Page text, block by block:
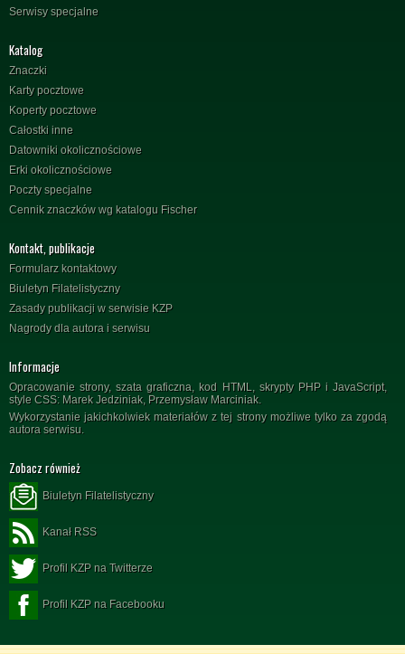
Serwisy specjalne
Katalog
Znaczki
Karty pocztowe
Koperty pocztowe
Całostki inne
Datowniki okolicznościowe
Erki okolicznościowe
Poczty specjalne
Cennik znaczków wg katalogu Fischer
Kontakt, publikacje
Formularz kontaktowy
Biuletyn Filatelistyczny
Zasady publikacji w serwisie KZP
Nagrody dla autora i serwisu
Informacje
Opracowanie strony, szata graficzna, kod HTML, skrypty PHP i JavaScript,
style CSS: Marek Jedziniak, Przemysław Marciniak.
Wykorzystanie jakichkolwiek materiałów z tej strony możliwe tylko za zgodą
autora serwisu.
Zobacz również
Biuletyn Filatelistyczny
Kanał RSS
Profil KZP na Twitterze
Profil KZP na Facebooku